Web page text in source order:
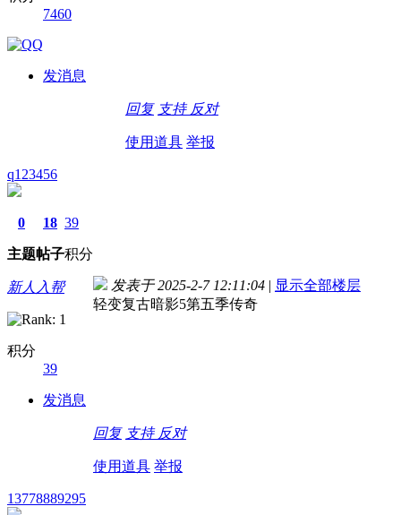
7460
发消息
回复 支持 反对
使用道具 举报
q123456
0
主题
18
帖子
39
积分
新人入帮
积分
39
发消息
发表于 2025-2-7 12:11:04 | 显示全部楼层
轻变复古暗影5第五季传奇
回复 支持 反对
使用道具 举报
13778889295